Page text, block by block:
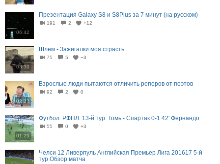
06:42
Презентация Galaxy S8 и S8Plus за 7 минут (на русском)
191 2 +12
03:30
Шлем - Зажигалки моя страсть
75 5 −3
02:23
Взрослые люди пытаются отличить реперов от поэтов
92 2 0
01:25
Футбол. РФПЛ. 13-й тур. Томь - Спартак 0-1 42' Фернандо
55 0 +3
Челси 12 Ливерпуль Английская Премьер Лига 201617 5-й
тур Обзор матча